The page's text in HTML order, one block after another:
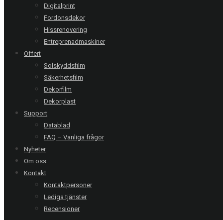
Digitalprint
Fordonsdekor
Hissrenovering
Entreprenadmaskiner
Offert
Solskyddsfilm
Säkerhetsfilm
Dekorfilm
Dekorplast
Support
Datablad
FAQ – Vanliga frågor
Nyheter
Om oss
Kontakt
Kontaktpersoner
Lediga tjänster
Recensioner
Svedala | Naverlönnskolan
Transparent dekorfilm
Stockholm | Allers
Dekorfilm
RING OSS
Stockholm
Göteborg
Malmö
018-15 22 00
Helsingborg
042-16 50 10
036-18 45 00